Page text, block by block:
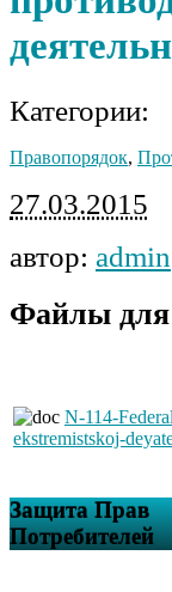
Категории:
Правопорядок,
27.03.2015
автор: admin
Файлы для
N-114-
ekstremistskoj-
Защита Прав
Потребителей